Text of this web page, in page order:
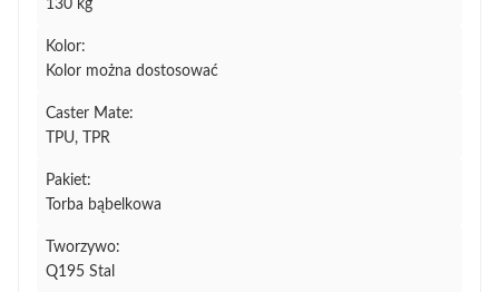
130 kg
Kolor:
Kolor można dostosować
Caster Mate:
TPU, TPR
Pakiet:
Torba bąbelkowa
Tworzywo:
Q195 Stal